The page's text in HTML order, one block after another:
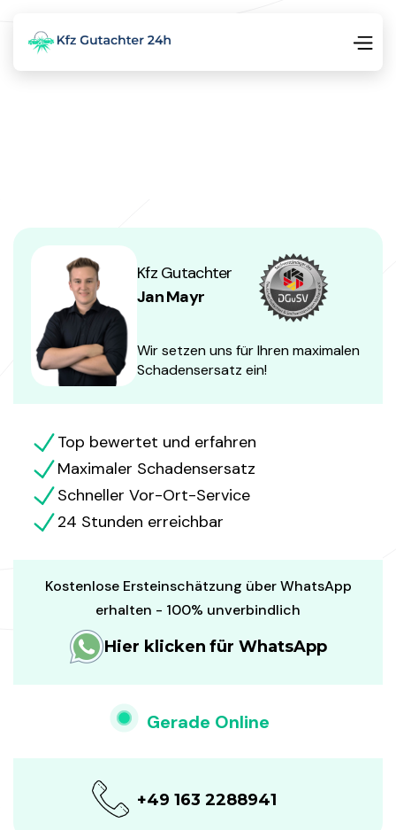
Kfz Gutachter
Jan Mayr
Wir setzen uns für Ihren maximalen
Schadensersatz ein!
Top bewertet und erfahren
Maximaler Schadensersatz
Schneller Vor-Ort-Service
24 Stunden erreichbar
Kostenlose Ersteinschätzung über WhatsApp
erhalten - 100% unverbindlich
Hier klicken für WhatsApp
Gerade Online
+49 163 2288941